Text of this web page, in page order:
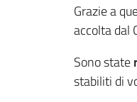
Grazie a
accolta dal
Sono state
stabiliti di